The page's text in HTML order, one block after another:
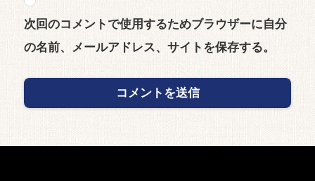
次回のコメントで使用するためブラウザーに自分
の名前、メールアドレス、サイトを保存する。